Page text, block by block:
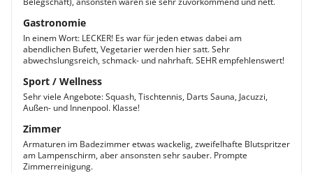
Gastronomie
In einem Wort: LECKER! Es war für jeden etwas dabei am
abendlichen Bufett, Vegetarier werden hier satt. Sehr
abwechslungsreich, schmack- und nahrhaft. SEHR empfehlenswert!
Sport / Wellness
Sehr viele Angebote: Squash, Tischtennis, Darts Sauna, Jacuzzi,
Außen- und Innenpool. Klasse!
Zimmer
Armaturen im Badezimmer etwas wackelig, zweifelhafte Blutspritzer
am Lampenschirm, aber ansonsten sehr sauber. Prompte
Zimmerreinigung.